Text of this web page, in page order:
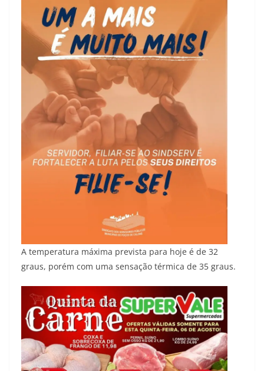
A temperatura máxima prevista para hoje é de 32
graus, porém com uma sensação térmica de 35 graus.